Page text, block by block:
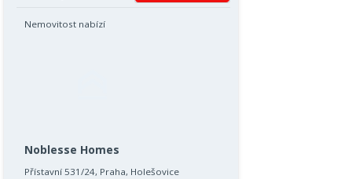
Nemovitost nabízí
Noblesse Homes
Přístavní 531/24, Praha, Holešovice